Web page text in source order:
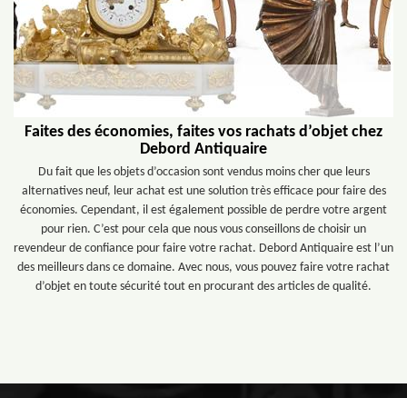
Faites des économies, faites vos rachats d’objet chez
Debord Antiquaire
Du fait que les objets d’occasion sont vendus moins cher que leurs
alternatives neuf, leur achat est une solution très efficace pour faire des
économies. Cependant, il est également possible de perdre votre argent
pour rien. C’est pour cela que nous vous conseillons de choisir un
revendeur de confiance pour faire votre rachat. Debord Antiquaire est l’un
des meilleurs dans ce domaine. Avec nous, vous pouvez faire votre rachat
d’objet en toute sécurité tout en procurant des articles de qualité.